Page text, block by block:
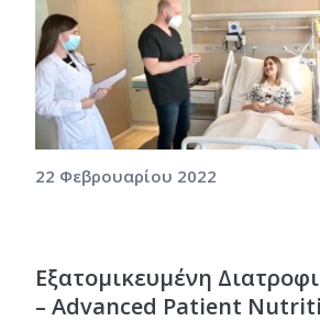
22 Φεβρουαρίου 2022
Εξατομικευμένη
– Advanced Patient